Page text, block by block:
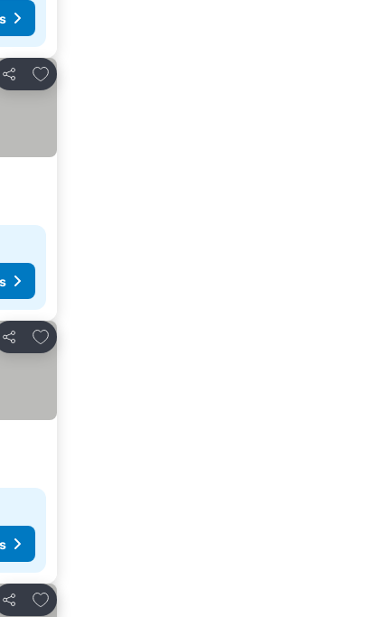
Partilhar
Adicionar aos favoritos
Partilhar
Adicionar aos favoritos
Partilhar
Adicionar aos favoritos